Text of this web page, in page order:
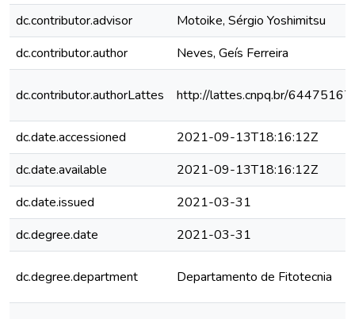
dc.contributor.advisor
Motoike, Sérgio Yoshimitsu
dc.contributor.author
Neves, Geís Ferreira
dc.contributor.authorLattes http://lattes.cnpq.br/
dc.date.accessioned
2021-09-13T18:16:12Z
dc.date.available
2021-09-13T18:16:12Z
dc.date.issued
2021-03-31
dc.degree.date
2021-03-31
dc.degree.department Departamento de Fitotecnia